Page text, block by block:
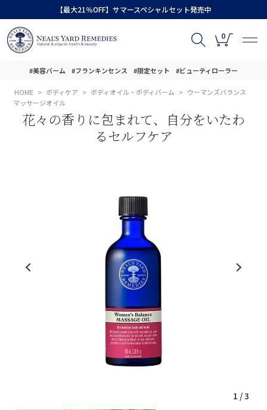
【最大21％OFF】サマースペシャルセット発売中
0
#美容バーム #フランキンセンス #限定セット #ビューティローラー
HOME ボディケア ボディオイル・ボディバーム
ウーマンズバランス
マッサージオイル
花々の香りに包まれて、自分をいたわ
るセルフケア
1 /3